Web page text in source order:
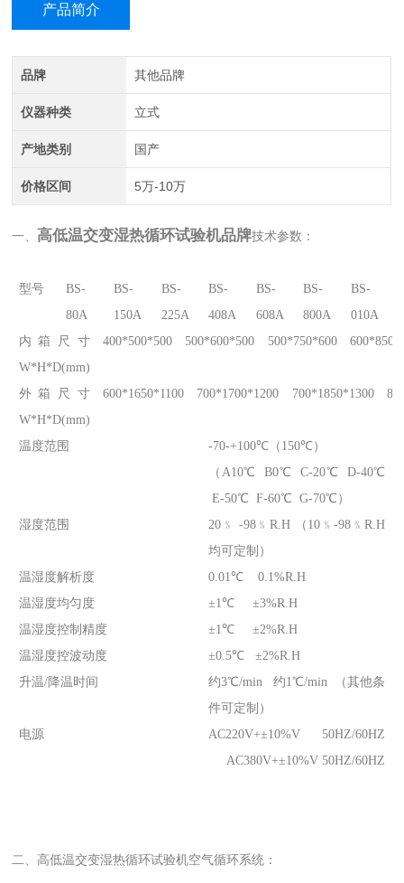
产品简介
品牌 其他品牌
仪器种类 立式
产地类别 国产
价格区间 5万-10万
一、 高低温交变湿热循环试验机品牌技术参数：
型号
BS-
80A
BS-
150A
BS-
225A
BS-
408A
BS-
608A
BS-
800A
BS-
010A
内箱尺寸
W*H*D(mm)
400*500*500 500*600*500 500*750*600
外箱尺寸
W*H*D(mm)
600*1650*1100 700*1700*1200 700*1850*1300
温度范围
-70-+100℃（150℃）
（A10℃ B0℃ C-20℃ D-40℃
E-50℃ F-60℃ G-70℃）
湿度范围
20﹪ -98﹪R.H （10﹪-98﹪R.H
均可定制）
温湿度解析度
0.01℃ 0.1%R.H
温湿度均匀度
±1℃ ±3%R.H
温湿度控制精度
±1℃ ±2%R.H
温湿度控波动度
±0.5℃ ±2%R.H
升温/降温时间
约3℃/min 约1℃/min （其他条
件可定制）
电源
AC220V+±10%V 50HZ/60HZ
AC380V+±10%V 50HZ/60HZ
二、高低温交变湿热循环试验机空气循环系统：